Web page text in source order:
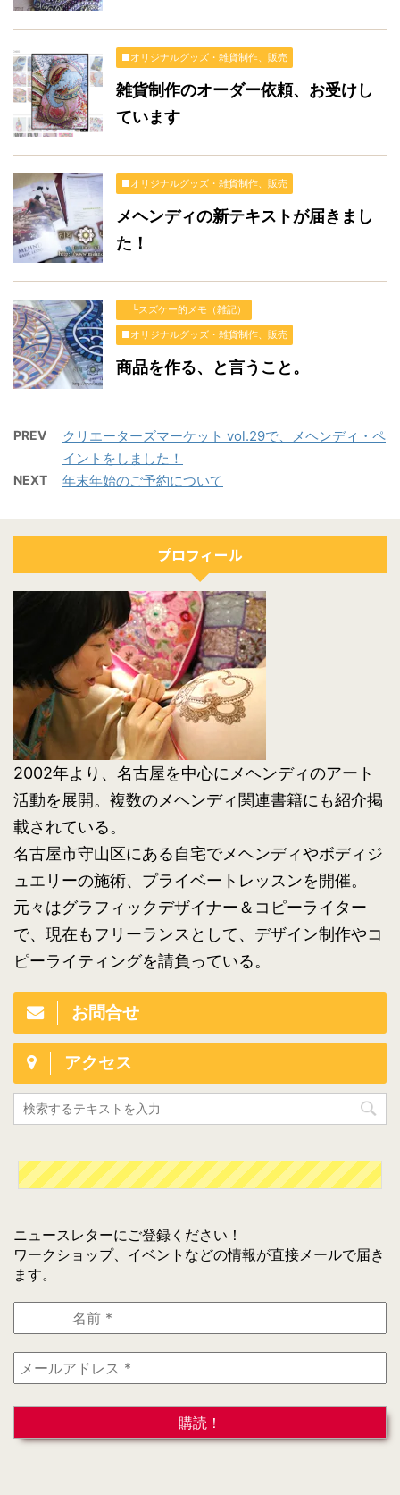
■オリジナルグッズ・雑貨制作、販売
雑貨制作のオーダー依頼、お受けし
ています
■オリジナルグッズ・雑貨制作、販売
メヘンディの新テキストが届きまし
た！
└スズケー的メモ（雑記）
■オリジナルグッズ・雑貨制作、販売
商品を作る、と言うこと。
PREV
クリエーターズマーケット vol.29で、メヘンディ・ペ
イントをしました！
NEXT 年末年始のご予約について
プロフィール
2002年より、名古屋を中心にメヘンディのアート
活動を展開。複数のメヘンディ関連書籍にも紹介掲
載されている。
名古屋市守山区にある自宅でメヘンディやボディジ
ュエリーの施術、プライベートレッスンを開催。
元々はグラフィックデザイナー＆コピーライター
で、現在もフリーランスとして、デザイン制作やコ
ピーライティングを請負っている。
お問合せ
アクセス
ニュースレターにご登録ください！
ワークショップ、イベントなどの情報が直接メールで届き
ます。
前
*
ー
ド